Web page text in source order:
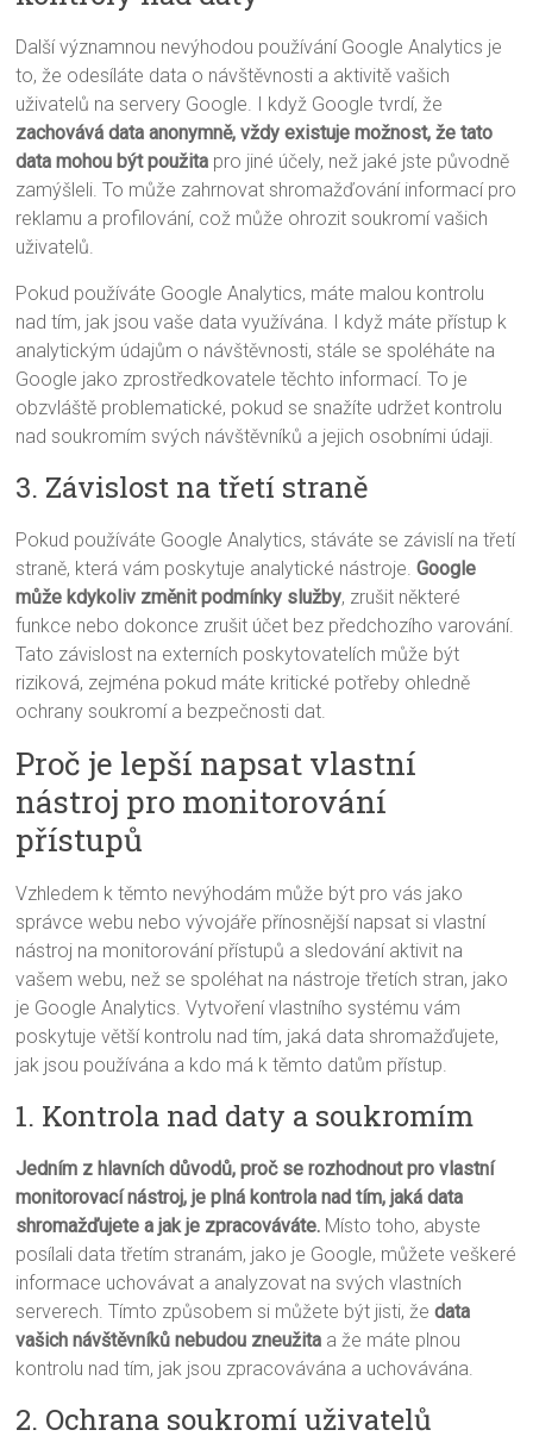
Další významnou nevýhodou používání Google Analytics je
to, že odesíláte data o návštěvnosti a aktivitě vašich
uživatelů na servery Google. I když Google tvrdí, že
zachovává data anonymně, vždy existuje možnost, že tato
data mohou být použita pro jiné účely, než jaké jste původně
zamýšleli. To může zahrnovat shromažďování informací pro
reklamu a profilování, což může ohrozit soukromí vašich
uživatelů.
Pokud používáte Google Analytics, máte malou kontrolu
nad tím, jak jsou vaše data využívána. I když máte přístup k
analytickým údajům o návštěvnosti, stále se spoléháte na
Google jako zprostředkovatele těchto informací. To je
obzvláště problematické, pokud se snažíte udržet kontrolu
nad soukromím svých návštěvníků a jejich osobními údaji.
3. Závislost na třetí straně
Pokud používáte Google Analytics, stáváte se závislí na třetí
straně, která vám poskytuje analytické nástroje.Google
může kdykoliv změnit podmínky služby, zrušit některé
funkce nebo dokonce zrušit účet bez předchozího varování.
Tato závislost na externích poskytovatelích může být
riziková, zejména pokud máte kritické potřeby ohledně
ochrany soukromí a bezpečnosti dat.
Proč je lepší napsat vlastní
nástroj pro monitorování
přístupů
Vzhledem k těmto nevýhodám může být pro vás jako
správce webu nebo vývojáře přínosnější napsat si vlastní
nástroj na monitorování přístupů a sledování aktivit na
vašem webu, než se spoléhat na nástroje třetích stran, jako
je Google Analytics. Vytvoření vlastního systému vám
poskytuje větší kontrolu nad tím, jaká data shromažďujete,
jak jsou používána a kdo má k těmto datům přístup.
1. Kontrola nad daty a soukromím
Jedním z hlavních důvodů, proč se rozhodnout pro vlastní
monitorovací nástroj, je plná kontrola nad tím, jaká data
shromažďujete a jak je zpracováváte. Místo toho, abyste
posílali data třetím stranám, jako je Google, můžete veškeré
informace uchovávat a analyzovat na svých vlastních
serverech. Tímto způsobem si můžete být jisti, žedata
vašich návštěvníků nebudou zneužita a že máte plnou
kontrolu nad tím, jak jsou zpracovávána a uchovávána.
2. Ochrana soukromí uživatelů